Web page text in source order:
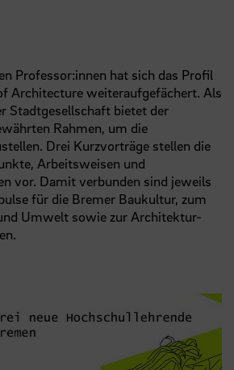
Professor:innen hat sich das Profil
Architecture weiteraufgefächert. Als
Stadtgesellschaft bietet der
Rahmen, um die
Drei Kurzvorträge stellen die
Arbeitsweisen und
vor. Damit verbunden sind jeweils
für die Bremer Baukultur, zum
Umwelt sowie zur Architektur-